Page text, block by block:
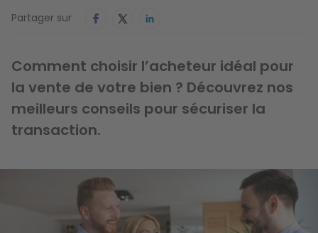
Partager sur
Comment choisir l’acheteur idéal pour
la vente de votre bien ? Découvrez nos
meilleurs conseils pour sécuriser la
transaction.